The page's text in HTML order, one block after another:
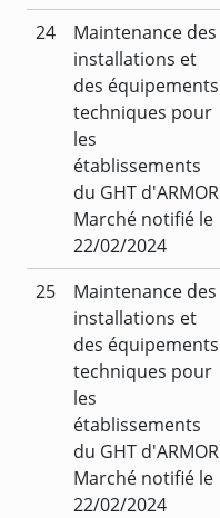
24
Maintenance des
installations et
des équipements
techniques pour
les
établissements
du GHT d'ARMOR
Marché notifié le
22/02/2024
25
Maintenance des
installations et
des équipements
techniques pour
les
établissements
du GHT d'ARMOR
Marché notifié le
22/02/2024